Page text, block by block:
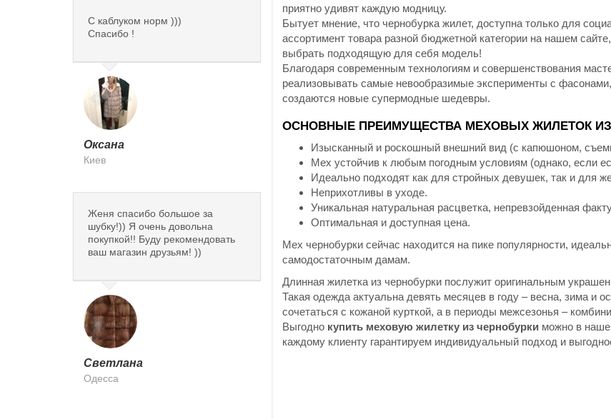
приятно удивят каждую модницу.
Бытует мнение, что чернобурка жилет, доступна только для
ассортимент товара разной бюджетной категории на нашем
выбрать подходящую для себя модель!
Благодаря современным технологиям и совершенствования
реализовывать самые невообразимые эксперименты с
создаются новые супермодные шедевры.
ОСНОВНЫЕ ПРЕИМУЩЕСТВА МЕХОВЫХ ЖИЛЕТОК
Изысканный и роскошный внешний вид (с капюшоном,
Мех устойчив к любым погодным условиям (однако, если
Идеально подходят как для стройных девушек, так и для
Неприхотливы в уходе.
Уникальная натуральная расцветка, непревзойденная
Оптимальная и доступная цена.
Мех чернобурки сейчас находится на пике популярности,
самодостаточным дамам.
Длинная жилетка из чернобурки послужит оригинальным
Такая одежда актуальна девять месяцев в году – весна, зима и
сочетаться с кожаной курткой, а в периоды межсезонья –
Выгодно купить меховую жилетку из чернобуркиможно в
каждому клиенту гарантируем индивидуальный подход и
С каблуком норм )))
Спасибо !
Оксана
Киев
Женя спасибо большое за
шубку!)) Я очень довольна
покупкой!! Буду рекомендовать
ваш магазин друзьям! ))
Светлана
Одесса